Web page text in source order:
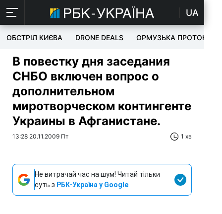
UA
ОБСТРІЛ КИЄВА DRONE DEALS ОРМУЗЬКА ПРОТОКА
В повестку дня заседания
СНБО включен вопрос о
дополнительном
миротворческом контингенте
Украины в Афганистане.
13:28 20.11.2009 Пт 1 хв
Не витрачай час на шум! Читай тільки
суть з РБК-Україна у Google